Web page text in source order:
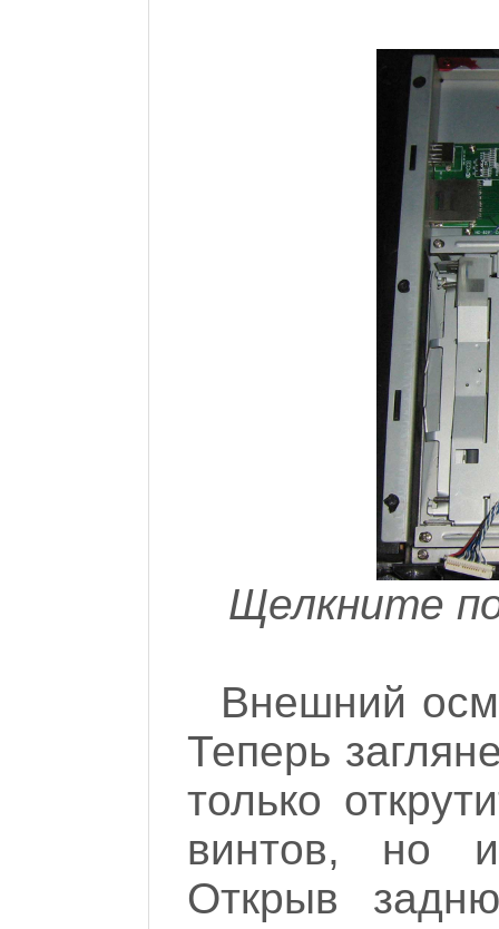
Щелкните
Внешний
Теперь
только
винтов, но
Открыв